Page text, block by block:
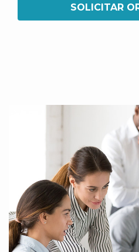
SOLICITAR